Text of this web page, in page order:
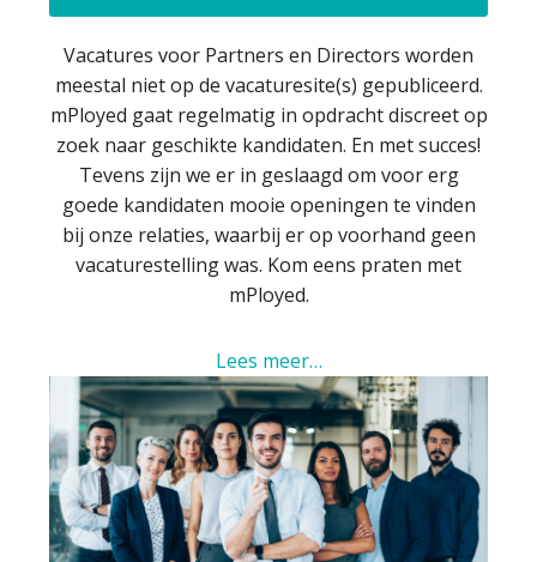
Vacatures voor Partners en Directors worden
meestal niet op de vacaturesite(s) gepubliceerd.
mPloyed gaat regelmatig in opdracht discreet op
zoek naar geschikte kandidaten. En met succes!
Tevens zijn we er in geslaagd om voor erg
goede kandidaten mooie openingen te vinden
bij onze relaties, waarbij er op voorhand geen
vacaturestelling was. Kom eens praten met
mPloyed.
Lees meer…